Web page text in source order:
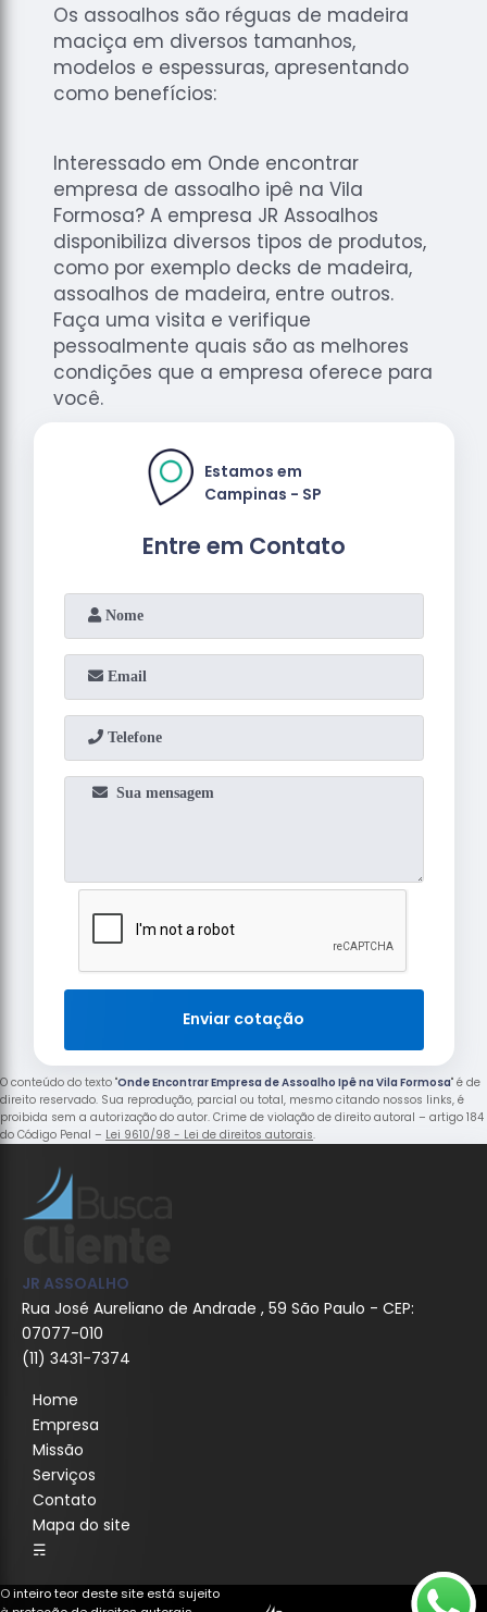
Os assoalhos são réguas de madeira
maciça em diversos tamanhos,
modelos e espessuras, apresentando
como benefícios:
Interessado em Onde encontrar
empresa de assoalho ipê na Vila
Formosa? A empresa JR Assoalhos
disponibiliza diversos tipos de produtos,
como por exemplo decks de madeira,
assoalhos de madeira, entre outros.
Faça uma visita e verifique
pessoalmente quais são as melhores
condições que a empresa oferece para
você.
Entre em Contato
Estamos em
Campinas - SP
Enviar cotação
O conteúdo do texto "Onde Encontrar Empresa de Assoalho Ipê na Vila Formosa" é de
direito reservado. Sua reprodução, parcial ou total, mesmo citando nossos links, é
proibida sem a autorização do autor. Crime de violação de direito autoral – artigo 184
do Código Penal – Lei 9610/98 - Lei de direitos autorais.
JR ASSOALHO
Rua José Aureliano de Andrade , 59 São Paulo - CEP:
07077-010
(11) 3431-7374
Home
Empresa
Missão
Serviços
Contato
Mapa do site
☴
O inteiro teor deste site está sujeito